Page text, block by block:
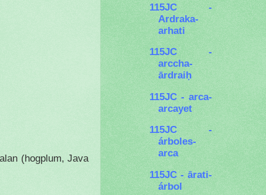
(hogplum, Java
115JC -
Ardraka-
arhati
115JC -
arccha-
ārdraiḥ
115JC - arca-
arcayet
115JC -
árboles-
arca
115JC - ārati-
árbol